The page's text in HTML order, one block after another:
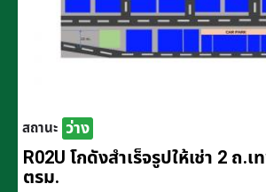
สถานะ ว่าง
R02U โกดังสำเร็จรูปให้เช่า 2 ถ.
ตรม.